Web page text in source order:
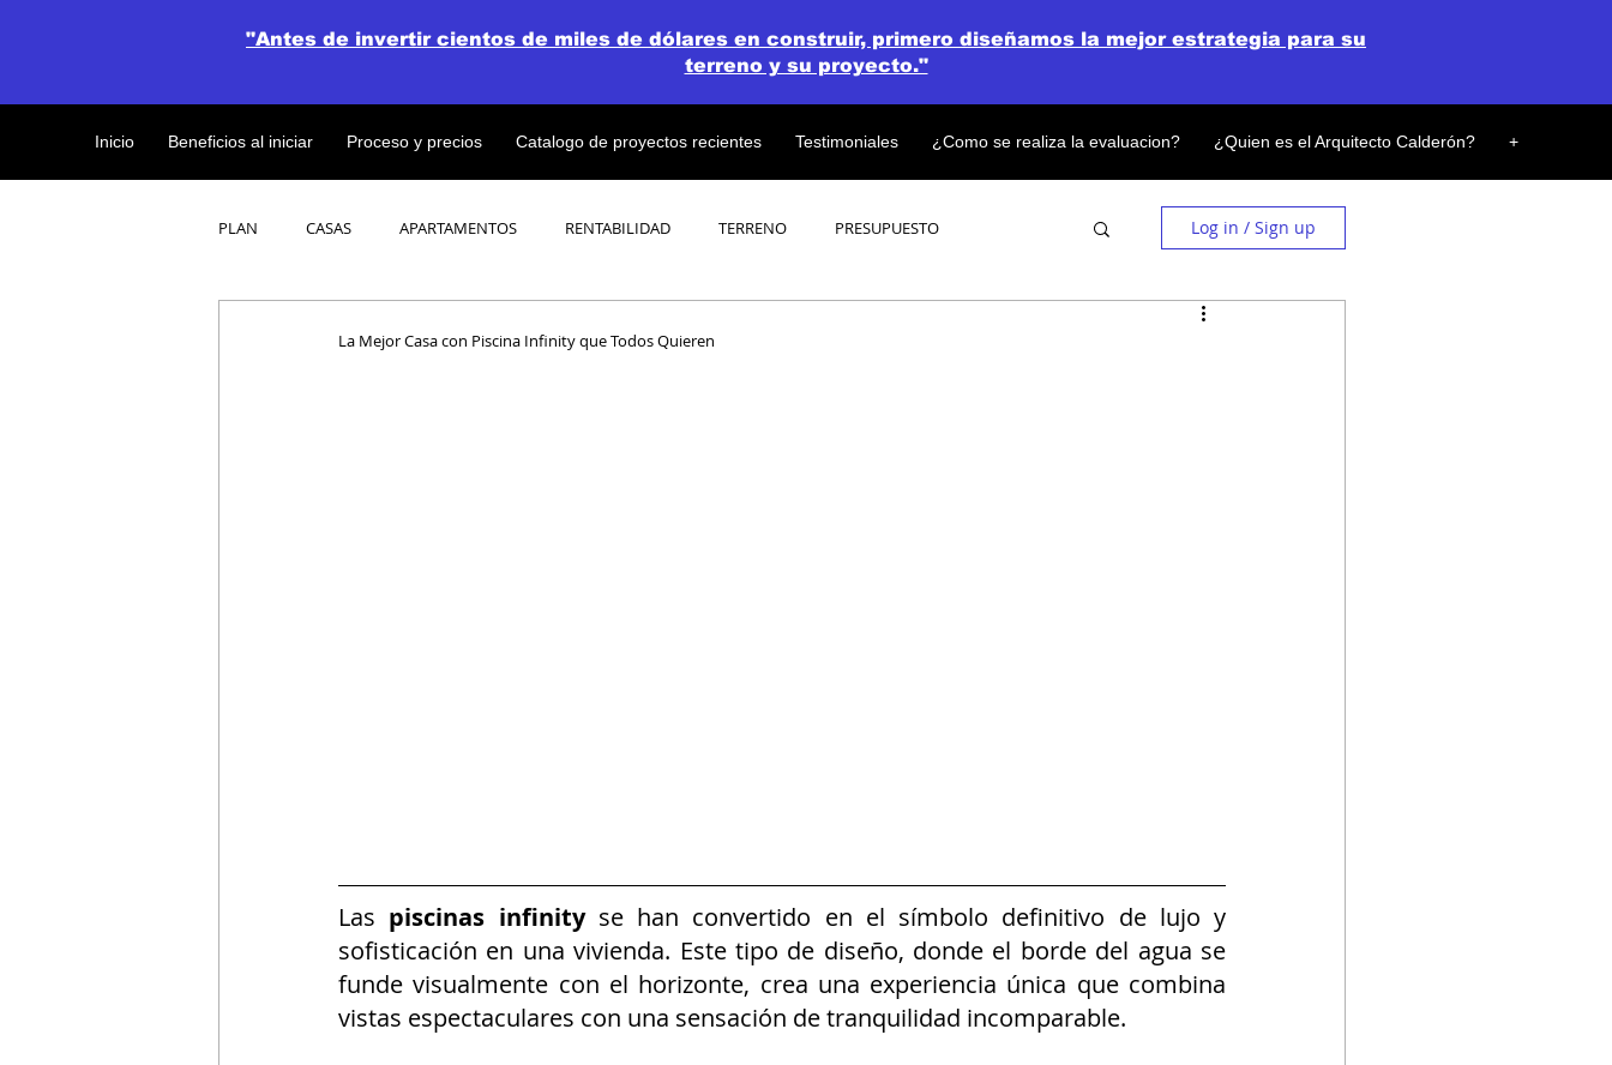
Inicio Beneficios al iniciar Proceso y precios Catalogo de proyectos recientes Testimoniales ¿Como se realiza la evaluacion? ¿Quien es el Arquitecto Calderón? +
"Antes de invertir cientos de miles de dólares en construir, primero diseñamos la mejor estrategia para su
terreno y su proyecto."
PLAN CASAS APARTAMENTOS RENTABILIDAD TERRENO PRESUPUESTO Log in / Sign up
La Mejor Casa con Piscina Infinity que Todos Quieren
Las piscinas infinity se han convertido en el símbolo definitivo de lujo y
sofisticación en una vivienda. Este tipo de diseño, donde el borde del agua se
funde visualmente con el horizonte, crea una experiencia única que combina
vistas espectaculares con una sensación de tranquilidad incomparable.